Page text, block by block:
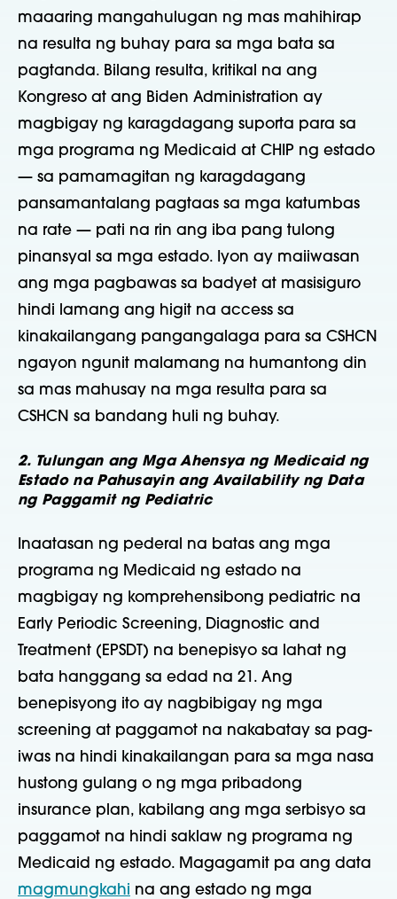
maaaring mangahulugan ng mas mahihirap
na resulta ng buhay para sa mga bata sa
pagtanda. Bilang resulta, kritikal na ang
Kongreso at ang Biden Administration ay
magbigay ng karagdagang suporta para sa
mga programa ng Medicaid at CHIP ng estado
— sa pamamagitan ng karagdagang
pansamantalang pagtaas sa mga katumbas
na rate — pati na rin ang iba pang tulong
pinansyal sa mga estado. Iyon ay maiiwasan
ang mga pagbawas sa badyet at masisiguro
hindi lamang ang higit na access sa
kinakailangang pangangalaga para sa CSHCN
ngayon ngunit malamang na humantong din
sa mas mahusay na mga resulta para sa
CSHCN sa bandang huli ng buhay.
2. Tulungan ang Mga Ahensya ng Medicaid ng
Estado na Pahusayin ang Availability ng Data
ng Paggamit ng Pediatric
Inaatasan ng pederal na batas ang mga
programa ng Medicaid ng estado na
magbigay ng komprehensibong pediatric na
Early Periodic Screening, Diagnostic and
Treatment (EPSDT) na benepisyo sa lahat ng
bata hanggang sa edad na 21. Ang
benepisyong ito ay nagbibigay ng mga
screening at paggamot na nakabatay sa pag-
iwas na hindi kinakailangan para sa mga nasa
hustong gulang o ng mga pribadong
insurance plan, kabilang ang mga serbisyo sa
paggamot na hindi saklaw ng programa ng
Medicaid ng estado. Magagamit pa ang data
magmungkahi na ang estado ng mga